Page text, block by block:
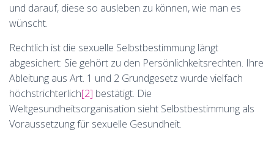
und darauf, diese so ausleben zu können, wie man es
wünscht.
Rechtlich ist die sexuelle Selbstbestimmung längt
abgesichert: Sie gehört zu den Persönlichkeitsrechten. Ihre
Ableitung aus Art. 1 und 2 Grundgesetz wurde vielfach
höchstrichterlich[2] bestätigt. Die
Weltgesundheitsorganisation sieht Selbstbestimmung als
Voraussetzung für sexuelle Gesundheit.